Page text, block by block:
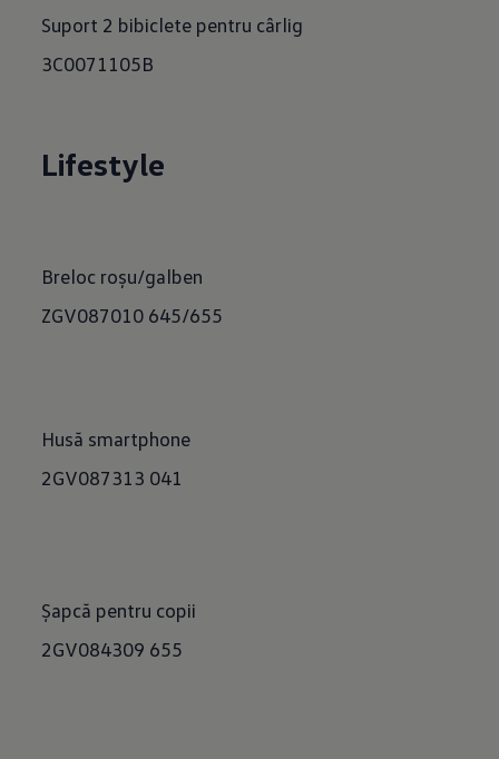
Suport 2 bibiclete pentru cârlig
3C0071105B
Lifestyle
Breloc roșu/galben
ZGV087010 645/655
Husă smartphone
2GV087313 041
Șapcă pentru copii
2GV084309 655